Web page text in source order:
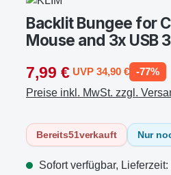
Backlit Bungee for
Mouse and 3x USB
7,99 € UVP 34,90 € -77%
Preise inkl. MwSt. zzgl.
Bereits51verkauft Nur
Sofort verfügbar,